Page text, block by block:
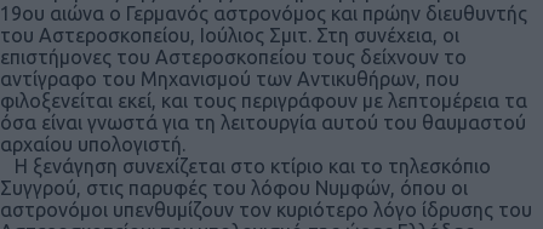
19ου αιώνα ο Γερμανός αστρονόμος και πρώην διευθυντής
του Αστεροσκοπείου, Ιούλιος Σμιτ. Στη συνέχεια, οι
επιστήμονες του Αστεροσκοπείου τους δείχνουν το
αντίγραφο του Μηχανισμού των Αντικυθήρων, που
φιλοξενείται εκεί, και τους περιγράφουν με λεπτομέρεια τα
όσα είναι γνωστά για τη λειτουργία αυτού του θαυμαστού
αρχαίου υπολογιστή.
Η ξενάγηση συνεχίζεται στο κτίριο και το τηλεσκόπιο
Συγγρού, στις παρυφές του λόφου Νυμφών, όπου οι
αστρονόμοι υπενθυμίζουν τον κυριότερο λόγο ίδρυσης του